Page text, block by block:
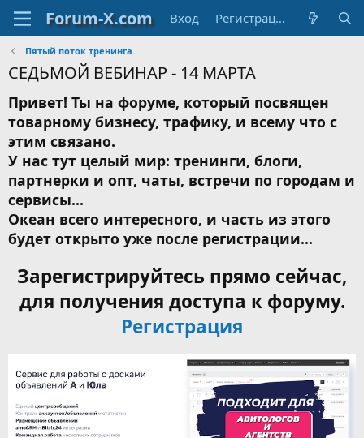
Вход Регистрация
Пятый поток тренинга.
СЕДЬМОЙ ВЕБИНАР - 14 МАРТА
Привет! Ты на форуме, который посвящен
товарному бизнесу, трафику, и всему что с
этим связано.
У нас тут целый мир: тренинги, блоги,
партнерки и опт, чаты, встречи по городам и
сервисы...
Океан всего интересного, и часть из этого
будет открыто уже после регистрации...
Зарегистрируйтесь прямо сейчас,
для получения доступа к форуму.
Регистрация